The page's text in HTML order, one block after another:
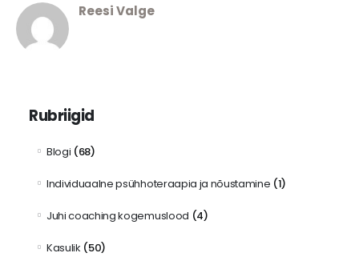
Reesi Valge
Rubriigid
Blogi (68)
Individuaalne psühhoteraapia ja nõustamine (1)
Juhi coaching kogemuslood (4)
Kasulik (50)